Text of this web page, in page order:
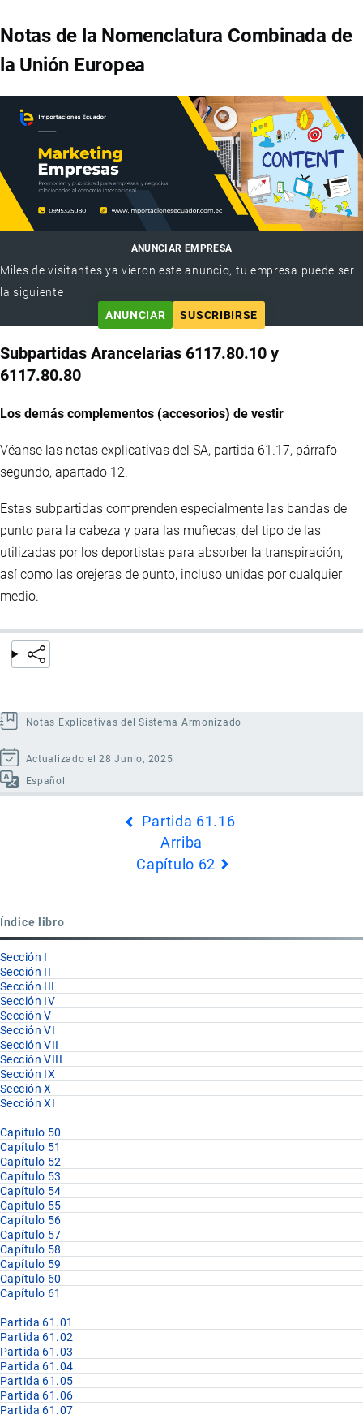
Notas de la Nomenclatura Combinada de
la Unión Europea
ANUNCIAR EMPRESA
Miles de visitantes ya vieron este anuncio, tu empresa puede ser
la siguiente
ANUNCIAR
SUSCRIBIRSE
Subpartidas Arancelarias 6117.80.10 y
6117.80.80
Los demás complementos (accesorios) de vestir
Véanse las notas explicativas del SA, partida 61.17, párrafo
segundo, apartado 12.
Estas subpartidas comprenden especialmente las bandas de
punto para la cabeza y para las muñecas, del tipo de las
utilizadas por los deportistas para absorber la transpiración,
así como las orejeras de punto, incluso unidas por cualquier
medio.
Notas Explicativas del Sistema Armonizado
Actualizado el 28 Junio, 2025
Español
61.17
Partida 61.16
Arriba
Capítulo 62
Índice libro
Sección I
Sección II
Sección III
Sección IV
Sección V
Sección VI
Sección VII
Sección VIII
Sección IX
Sección X
Sección XI
Capítulo 50
Capítulo 51
Capítulo 52
Capítulo 53
Capítulo 54
Capítulo 55
Capítulo 56
Capítulo 57
Capítulo 58
Capítulo 59
Capítulo 60
Capítulo 61
Partida 61.01
Partida 61.02
Partida 61.03
Partida 61.04
Partida 61.05
Partida 61.06
Partida 61.07